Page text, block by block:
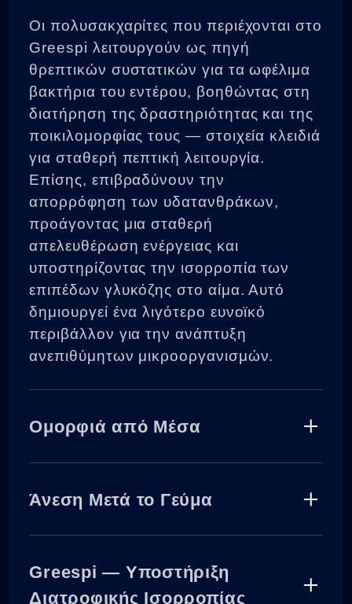
Οι πολυσακχαρίτες που περιέχονται στο
Greespi λειτουργούν ως πηγή
θρεπτικών συστατικών για τα ωφέλιμα
βακτήρια του εντέρου, βοηθώντας στη
διατήρηση της δραστηριότητας και της
ποικιλομορφίας τους — στοιχεία κλειδιά
για σταθερή πεπτική λειτουργία.
Επίσης, επιβραδύνουν την
απορρόφηση των υδατανθράκων,
προάγοντας μια σταθερή
απελευθέρωση ενέργειας και
υποστηρίζοντας την ισορροπία των
επιπέδων γλυκόζης στο αίμα. Αυτό
δημιουργεί ένα λιγότερο ευνοϊκό
περιβάλλον για την ανάπτυξη
ανεπιθύμητων μικροοργανισμών.
Ομορφιά από Μέσα
κατάσταση του μικροβιώματός σας
τόνο και την ελαστικότητα του
πρωτεΐνες και αμινοξέα που
Άνεση Μετά το Γεύμα
συνήθειες μπορεί να αφήσουν μια
δυσάρεστη αίσθηση ζέστης ή πίεσης
Greespi — Υποστήριξη
Διατροφικής Ισορροπίας